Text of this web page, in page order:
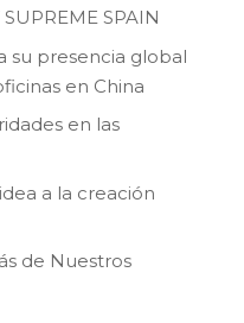
SPAIN
su presencia global
en China
en las
a la creación
de Nuestros